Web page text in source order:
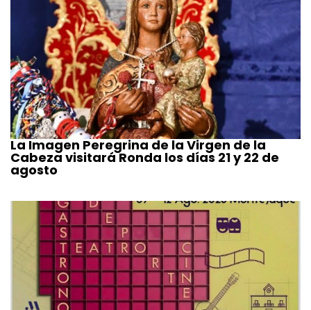
La Imagen Peregrina de la Virgen de la
Cabeza visitará Ronda los días 21 y 22 de
agosto